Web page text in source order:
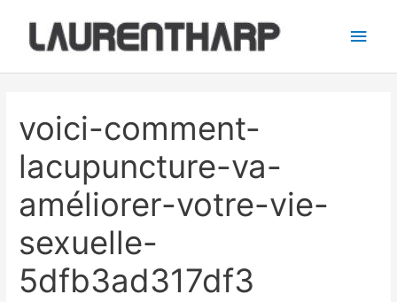
contenu
voici-comment-
lacupuncture-va-
améliorer-votre-vie-
sexuelle-
5dfb3ad317df3
articles